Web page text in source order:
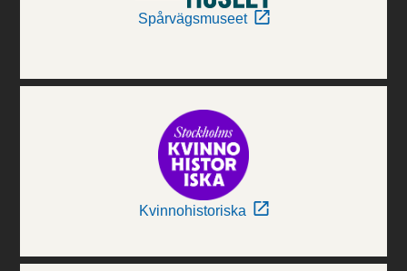
Spårvägsmuseet
Kvinnohistoriska